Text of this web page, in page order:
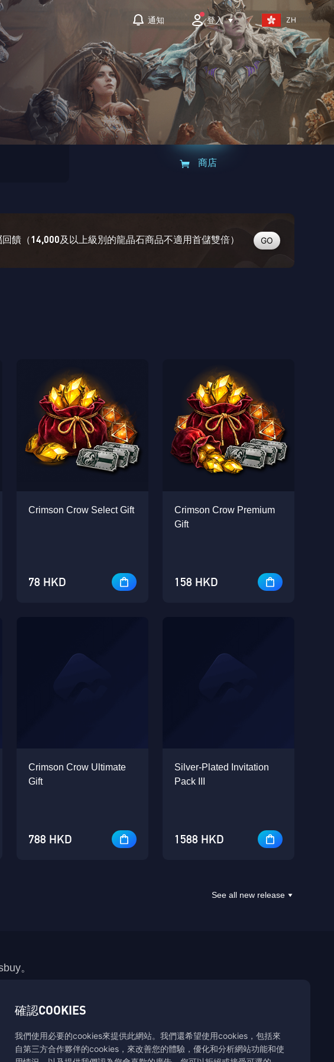
通知 登入 ZH
商店
饋（14,000及以上級別的龍晶石商品不適用首儲雙倍） GO
Crimson Crow Select Gift
78 HKD
Crimson Crow Ultimate
Gift
788 HKD
Crimson Crow Premium
Gift
158 HKD
Silver-Plated Invitation
Pack III
1588 HKD
See all new release
。
付款方式
確認COOKIES
我們使用必要的cookies來提供此網站。我們還希望使用cookies，包括來
自第三方合作夥伴的cookies，來改善您的體驗，優化和分析網站功能和使